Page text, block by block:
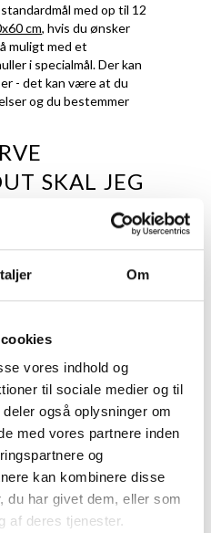
Om
vores indhold og
til sociale medier og til
også oplysninger om
med vores partnere inden
og
kan kombinere disse
du har givet dem, eller som
af deres tjenester.
med op til 12
cm, hvis du ønsker
muligt med et
i specialmål. Der kan
- det kan være at du
og du bestemmer
SKAL JEG
mm
traditionelle motiver,
der typisk har
bruntonede-, farve-
i spænd med
helt neutrale eller
ikke til denne
varme
hvide billeder til at virke
hvid / Off white 1,5
er let varm